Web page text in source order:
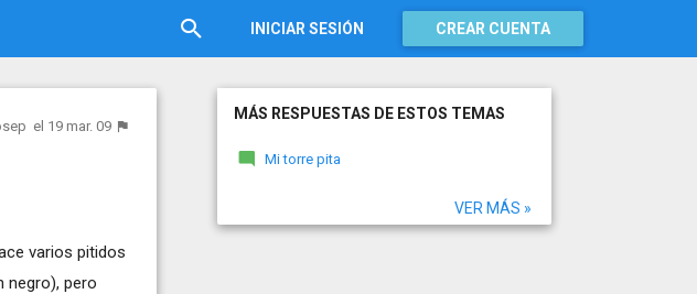
INICIAR SESIÓN CREAR CUENTA
el 19 mar. 09
varios pitidos
negro), pero
MÁS RESPUESTAS DE ESTOS TEMAS
Mi torre pita
VER MÁS »